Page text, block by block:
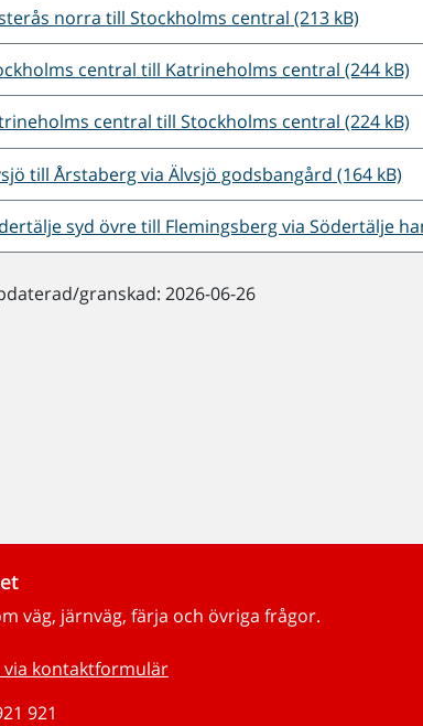
norra till Stockholms central (213 kB)
central till Katrineholms central (244 kB)
central till Stockholms central (224 kB)
till Årstaberg via Älvsjö godsbangård (164 kB)
syd övre till Flemingsberg via Södertälje
granskad: 2026-06-26
väg, järnväg, färja och övriga frågor.
via kontaktformulär
921